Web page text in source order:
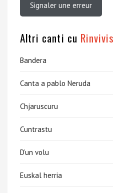
Signaler une erreur
Altri canti cu
Bandera
Canta a pablo Neruda
Chjaruscuru
Cuntrastu
D’un volu
Euskal herria